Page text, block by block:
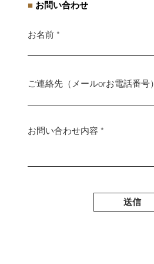
■ お問い合わせ
お名前
ご連絡先（メールorお電話番号）
お問い合わせ内容
送信